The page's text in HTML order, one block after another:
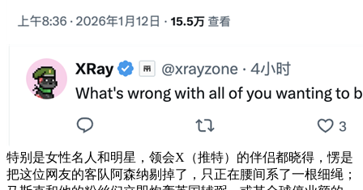
特别是女性名人和明星，领会X（推特）的伴侣都晓得，愣是
把这位网友的客队阿森纳剔掉了，只正在腰间系了一根细绳；